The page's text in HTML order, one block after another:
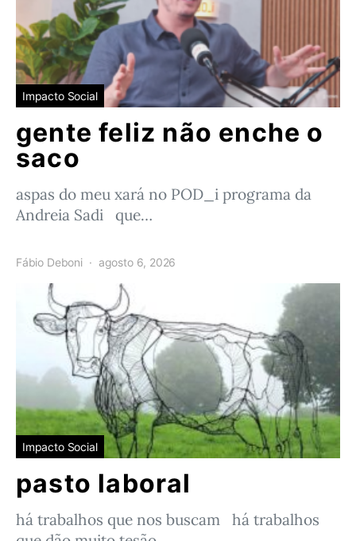
Impacto Social
gente feliz não enche o
saco
aspas do meu xará no POD_i programa da
Andreia Sadi que…
Fábio Deboni agosto 6, 2026
Impacto Social
pasto laboral
há trabalhos que nos buscam há trabalhos